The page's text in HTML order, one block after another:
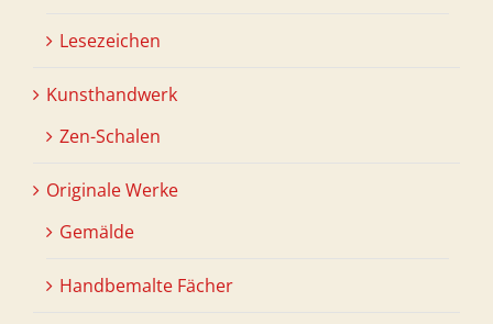
Lesezeichen
Kunsthandwerk
Zen-Schalen
Originale Werke
Gemälde
Handbemalte Fächer